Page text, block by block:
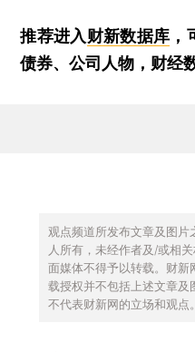
推荐进入财新数据库
债券、公司人物，财经
观点频道所发布文章及图片
人所有，未经作者及/或相
面媒体不得予以转载。财新
载授权并不包括上述文章及
不代表财新网的立场和观点。